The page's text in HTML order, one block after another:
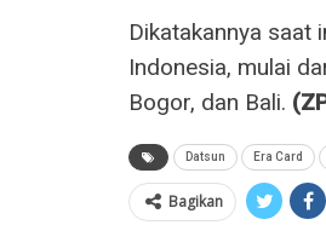
Dikatakannya saat
Indonesia, mulai
Bogor, dan Bali.
Datsun Era Card
Bagikan